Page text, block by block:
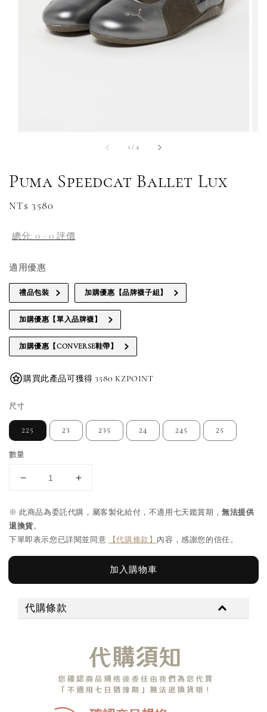
1 / 4
Puma Speedcat Ballet Lux
Regular
NT$ 3580
總分:0 - 0 評價
適用優惠
禮品包裝 加購優惠【品牌襪子組】
加購優惠【單入品牌襪】
加購優惠【CONVERSE鞋帶】
購買此產品可獲得 3580 KZPOINT
尺寸
225 23 235 24 245 25
數量
※ 此商品為委託代購，屬客製化給付，不適用七天鑑賞期，無法提供
退換貨。
下單即表示您已詳閱並同意
【代購條款】 內容，感謝您的信任。
加入購物車
代購條款